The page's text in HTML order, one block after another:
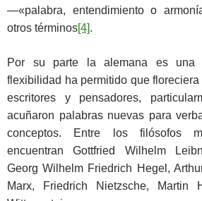
―«palabra, entendimiento o
otros términos[4].
Por su parte la alemana es una
flexibilidad ha permitido que
escritores y pensadores,
acuñaron palabras nuevas para
conceptos. Entre los filósofos
encuentran Gottfried Wilhelm
Georg Wilhelm Friedrich Hegel,
Marx, Friedrich Nietzsche, Martin